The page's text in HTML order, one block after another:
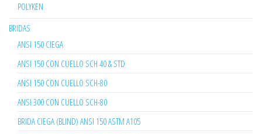
POLYKEN
BRIDAS
ANSI 150 CIEGA
ANSI 150 CON CUELLO SCH 40 & STD
ANSI 150 CON CUELLO SCH-80
ANSI 300 CON CUELLO SCH-80
BRIDA CIEGA (BLIND) ANSI 150 ASTM A105